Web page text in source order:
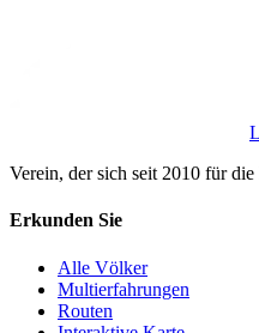
Verein, der sich seit 2010 für
Erkunden Sie
Alle Völker
Multierfahrungen
Routen